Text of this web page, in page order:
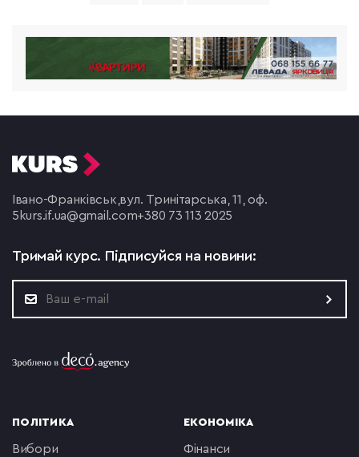
Івано-Франківськ,вул. Тринітарська, 11, оф.
5 kurs.if.ua@gmail.com+380 73 113 2025
Тримай курс. Підписуйся на новини:
ПОЛІТИКА
вибори
ЕКОНОМІКА
фінанси